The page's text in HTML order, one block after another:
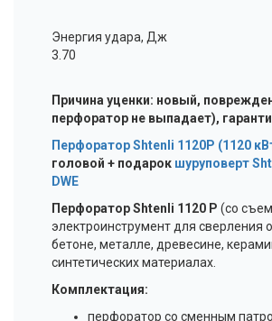
Энергия удара, Дж
3.70
Причина уценки: новый,
перфоратор не выпадает),
Перфоратор Shtenli 1120P (1120
головой + подарок шуруповерт
DWE
Перфоратор Shtenli 1120 Р (со
электроинструмент для сверления
бетоне, металле, древесине,
синтетических материалах.
Комплектация:
перфоратор со сменным